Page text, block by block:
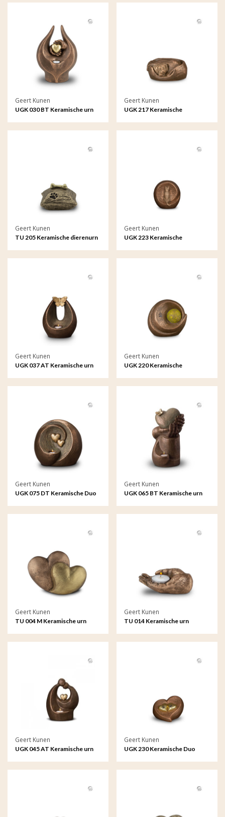
Geert Kunen
UGK 030 BT Keramische urn
Geert Kunen
UGK 217 Keramische
Geert Kunen
TU 205 Keramische dierenurn
Geert Kunen
UGK 223 Keramische
Geert Kunen
UGK 037 AT Keramische urn
Geert Kunen
UGK 220 Keramische
Geert Kunen
UGK 075 DT Keramische Duo
(waxine)
Geert Kunen
UGK 065 BT Keramische urn
(waxine)
Geert Kunen
TU 004 M Keramische urn
Geert Kunen
TU 014 Keramische urn
Geert Kunen
UGK 045 AT Keramische urn
(waxine)
Geert Kunen
UGK 230 Keramische Duo